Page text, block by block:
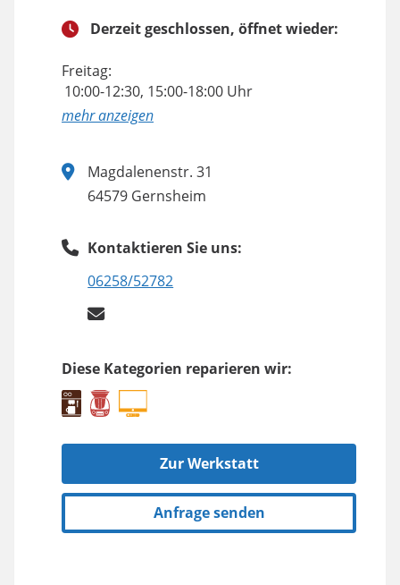
Derzeit geschlossen, öffnet wieder:
Freitag:
10:00-12:30, 15:00-18:00 Uhr
anzeigen
Magdalenenstr. 31
64579 Gernsheim
Kontaktieren Sie uns:
06258/52782
Diese Kategorien reparieren wir:
Zur Werkstatt
Anfrage senden